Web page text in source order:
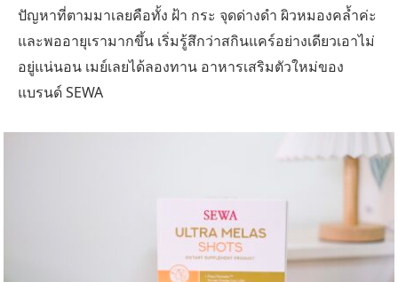
ปัญหาที่ตามมาเลยคือทั้ง ฝ้า กระ จุดด่างดำ ผิวหมองคล้ำค่ะ
และพออายุเรามากขึ้น เริ่มรู้สึกว่าสกินแคร์อย่างเดียวเอาไม่
อยู่แน่นอน เมย์เลยได้ลองทาน อาหารเสริมตัวใหม่ของ
แบรนด์ SEWA